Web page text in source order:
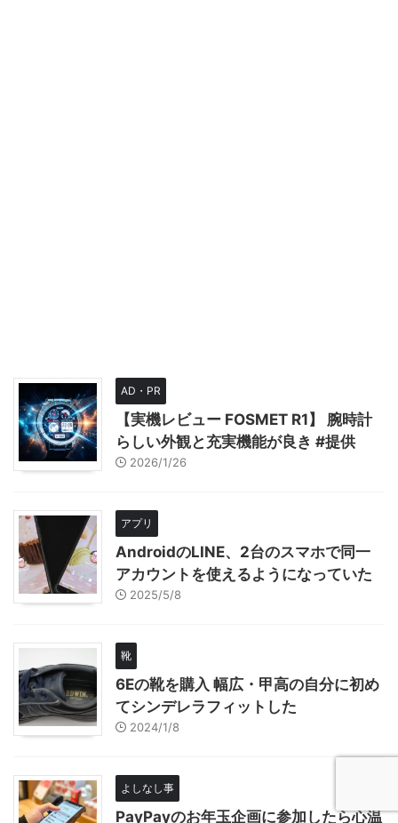
AD・PR
【実機レビュー FOSMET R1】 腕時計
らしい外観と充実機能が良き #提供
2026/1/26
アプリ
AndroidのLINE、2台のスマホで同一
アカウントを使えるようになっていた
2025/5/8
靴
6Eの靴を購入 幅広・甲高の自分に初め
てシンデレラフィットした
2024/1/8
よしなし事
PayPayのお年玉企画に参加したら心温